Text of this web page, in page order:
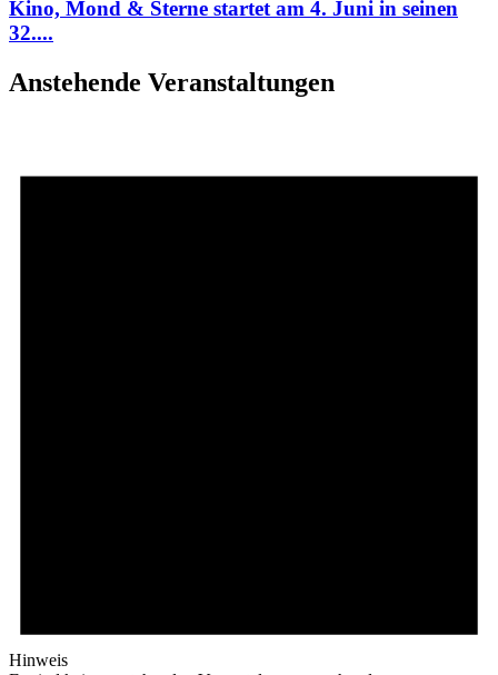
Kino, Mond & Sterne startet am 4. Juni in seinen
32....
Anstehende Veranstaltungen
Hinweis